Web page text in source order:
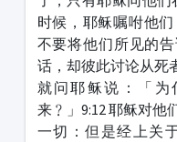
时候，耶稣嘱咐他
不要将他们所见的
话，却彼此讨论从死
就问耶稣说：「
来﹖」9:12 耶稣对他
一切：但是经上关